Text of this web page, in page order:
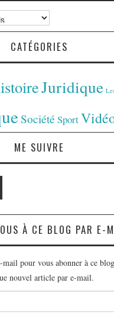
CATÉGORIES
Juridique
Société Sport
ME SUIVRE
À CE BLOG PAR E-
mail pour vous abonner à ce
nouvel article par e-mail.